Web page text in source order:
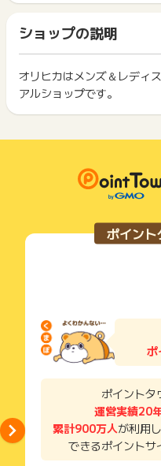
までお問い合わせください
お問い合わせをした場合、
ト獲得ができません。
「 ショッピングでポイン
ス・お買い物利用時で、デ
イント獲得ができません。
2回以上同じお買い物・サ
ポイントタウンに戻り、「
下記の事項に該当する場合
・同一端末や同一世帯で、
い物を複数回ご利用された
・他のポイントサイトや比
ご利用前には、Cookieの削
します。
読みください。
お申し込みやお買い物後、
獲得待ち・獲得失敗の状態
メールを送っていただく場合
そのため、紛失・破棄され
ご注意ください。
一部のサービスにつきまし
は切り捨てとなります。
ポイント獲得が1ポイント
ント履歴には記載されませ
原則として広告主側のポイ
につきましては、ポイント
まれません。
各サービス・お買い物の獲
ン期間が予告なしに変更さ
条件を達成しているかどう
っているため、広告主はポ
広告に遷移しない場合は掲
得できませんので、ご注意
ショップの説明
オリヒカはメンズ＆レディ
アルショップです。
ポイント
ポ
ポイントタ
運営実績20
累計900万人が利用
できるポイントサ